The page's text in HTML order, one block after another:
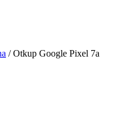
/ Otkup Google Pixel 7a